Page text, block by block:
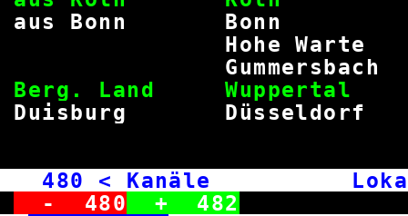
aus Bonn
Hohe
Berg. Land
Duisburg
480
< Kanäle
- 480 + 482